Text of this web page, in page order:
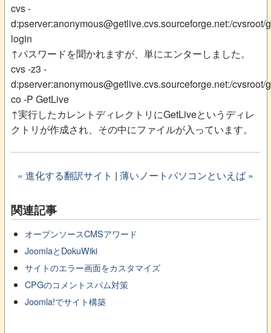
cvs -
d:pserver:anonymous@getlive.cvs.sourceforge.net:/cvsroot/
login
↑パスワードを聞かれますが、単にエンターしました。
cvs -z3 -
d:pserver:anonymous@getlive.cvs.sourceforge.net:/cvsroot/
co -P GetLive
↑実行したカレントディレクトリにGetLiveというディレ
クトリが作成され、その中にファイルが入っています。
« 進化する翻訳サイト | 薄いノートパソコンといえば »
関連記事
オープンソースCMSアワード
JoomlaとDokuWiki
サイトのエラー画面をカスタマイズ
CPGのコメントスパム対策
Joomla!でサイト構築